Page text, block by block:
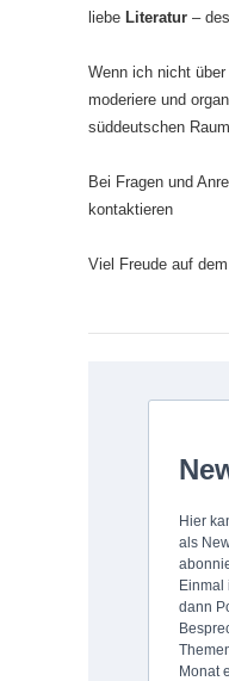
liebe Literatur –
Wenn ich nicht
moderiere und
süddeutschen Raum.
Bei Fragen und
kontaktieren
Viel Freude auf dem
Hier
als
Einmal
dann
Monat